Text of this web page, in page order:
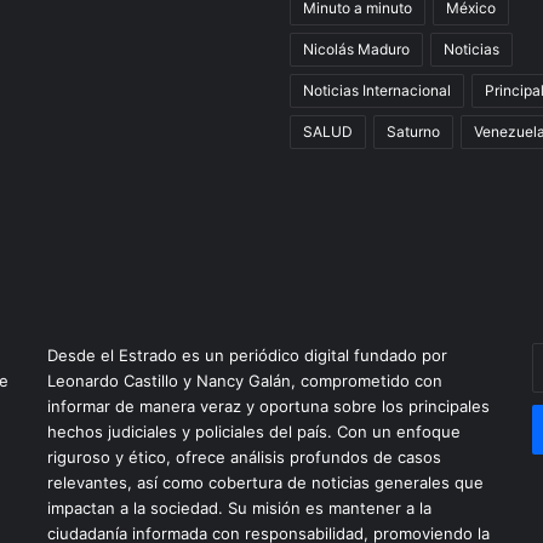
Minuto a minuto México
Nicolás Maduro Noticias
Noticias Internacional
SALUD Saturno Venezuela
Desde el Estrado es un periódico digital fundado por
Leonardo Castillo y Nancy Galán, comprometido con
informar de manera veraz y oportuna sobre los principales
hechos judiciales y policiales del país. Con un enfoque
riguroso y ético, ofrece análisis profundos de casos
relevantes, así como cobertura de noticias generales que
impactan a la sociedad. Su misión es mantener a la
ciudadanía informada con responsabilidad, promoviendo la